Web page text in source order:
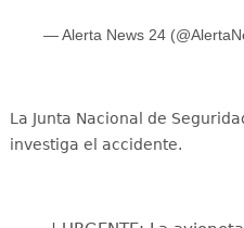
— Alerta News 24
La Junta Nacional de
investiga el accidente.